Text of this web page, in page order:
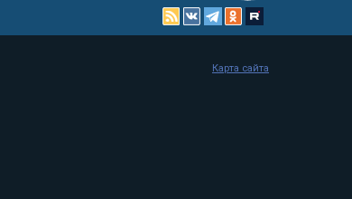
Карта сайта